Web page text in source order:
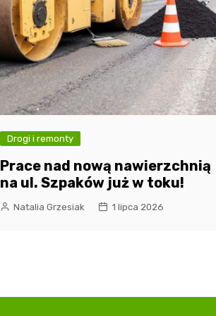
Drogi i remonty
Prace nad nową nawierzchnią
na ul. Szpaków już w toku!
Natalia Grzesiak 1 lipca 2026